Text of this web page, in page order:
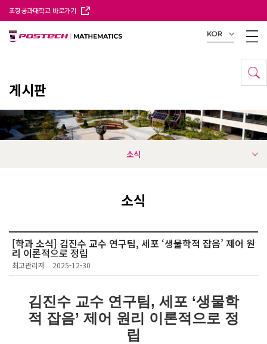
포항공과대학교 바로가기
KOR
게시판
소식
소식
[학과 소식] 김진수 교수 연구팀, 세포 ‘생물학적 잡음’ 제어 원
리 이론적으로 정립
최고관리자 2025-12-30
김진수 교수 연구팀, 세포 ‘생물학
적 잡음’ 제어 원리 이론적으로 정
립